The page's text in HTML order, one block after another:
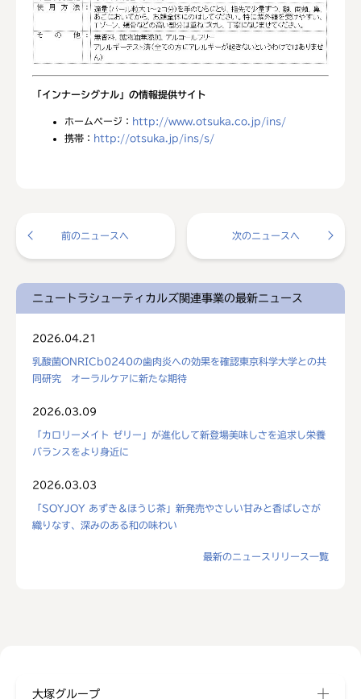
「インナーシグナル」の情報提供サイト
ホームページ： http://www.otsuka.co.jp/ins/
携帯： http://otsuka.jp/ins/s/
前のニュースへ 次のニュースへ
ニュートラシューティカルズ関連事業の最新ニュース
2026.04.21
乳酸菌ONRICb0240の歯肉炎への効果を確認東京科学大学との共
同研究 オーラルケアに新たな期待
2026.03.09
「カロリーメイト ゼリー」が進化して新登場美味しさを追求し栄養
バランスをより身近に
2026.03.03
「SOYJOY あずき＆ほうじ茶」新発売やさしい甘みと香ばしさが
織りなす、深みのある和の味わい
最新のニュースリリース一覧
大塚グループ